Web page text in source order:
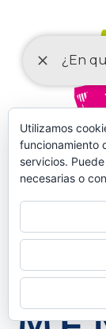
MÁS DE 150
Utilizamos
funcionamiento
servicios.
necesarias o